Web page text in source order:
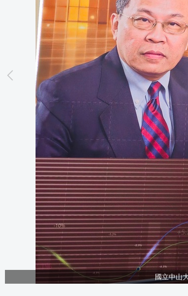
國立中山